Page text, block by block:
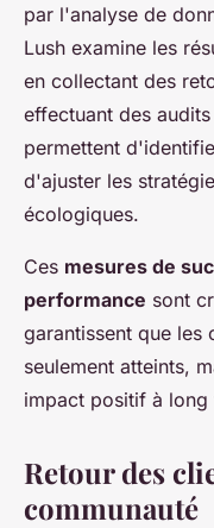
par l'analyse de
Lush examine les
en collectant des
effectuant des
permettent
d'ajuster les
écologiques.
Ces mesures de
performance sont
garantissent que les
seulement atteints,
impact positif à long
Retour des
communauté